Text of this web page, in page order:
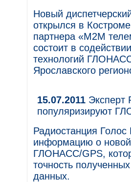
Новый
открылся в
партнера «М2М
состоит в
технологий
Ярославского
15.07.2011 Эксперт
популяризируют
Радиостанция
информацию о новой
ГЛОНАСС/GPS,
точность
данных.